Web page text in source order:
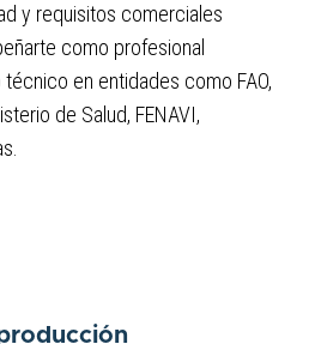
y requisitos comerciales
como profesional
en entidades como FAO,
de Salud, FENAVI,